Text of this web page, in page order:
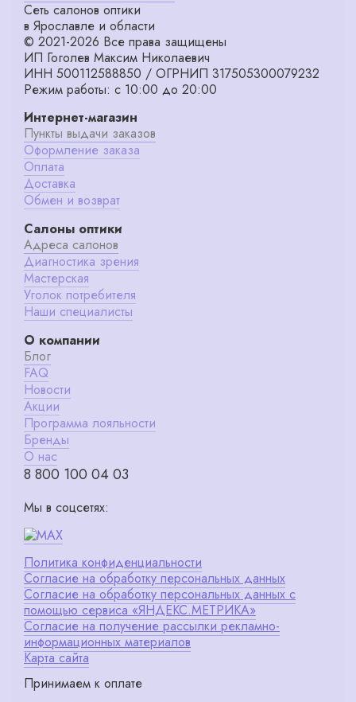
Сеть салонов оптики
в Ярославле и области
© 2021-2026 Все права защищены
ИП Гоголев Максим Николаевич
ИНН 500112588850 / ОГРНИП 317505300079232
Режим работы: с 10:00 до 20:00
Интернет-магазин
Пункты выдачи заказов
Оформление заказа
Оплата
Доставка
Обмен и возврат
Салоны оптики
Адреса салонов
Диагностика зрения
Мастерская
Уголок потребителя
Наши специалисты
О компании
Блог
FAQ
Новости
Акции
Программа лояльности
Бренды
О нас
8 800 100 04 03
Мы в соцсетях:
Политика конфиденциальности
Согласие на обработку персональных данных
Согласие на обработку персональных данных с
помощью сервиса «ЯНДЕКС.МЕТРИКА»
Согласие на получение рассылки рекламно-
информационных материалов
Карта сайта
Принимаем к оплате